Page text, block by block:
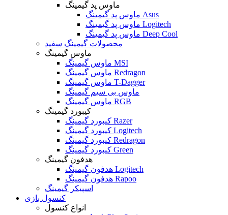
ماوس پد گیمینگ
ماوس پد گیمینگ Asus
ماوس پد گیمینگ Logitech
ماوس پد گیمینگ Deep Cool
محصولات گیمینگ سفید
ماوس گیمینگ
ماوس گیمینگ MSI
ماوس گیمینگ Redragon
ماوس گیمینگ T-Dagger
ماوس بی سیم گیمینگ
ماوس گیمینگ RGB
کیبورد گیمینگ
کیبورد گیمینگ Razer
کیبورد گیمینگ Logitech
کیبورد گیمینگ Redragon
کیبورد گیمینگ Green
هدفون گیمینگ
هدفون گیمینگ Logitech
هدفون گیمینگ Rapoo
اسپیکر گیمینگ
کنسول بازی
انواع کنسول